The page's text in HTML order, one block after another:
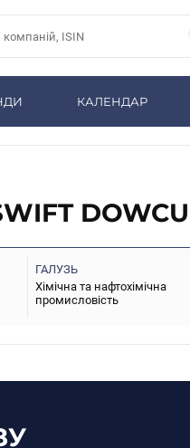
КАЛЕНДАР
ГАЛУЗЬ
Хімічна та нафтохімічна
промисловість